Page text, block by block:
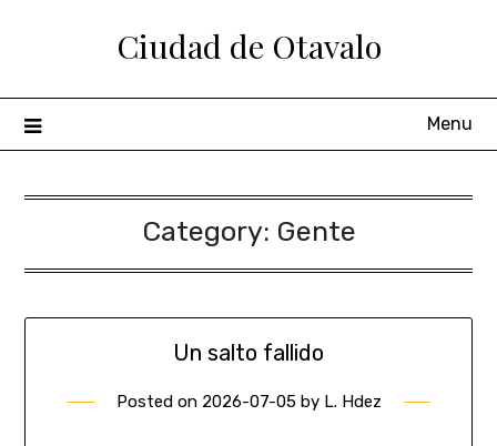
Ciudad de Otavalo
Menu
Category: Gente
Un salto fallido
Posted on 2026-07-05by L. Hdez